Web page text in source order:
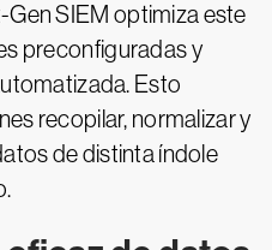
SIEM optimiza este
preconfiguradas y
Esto
recopilar, normalizar y
de distinta índole